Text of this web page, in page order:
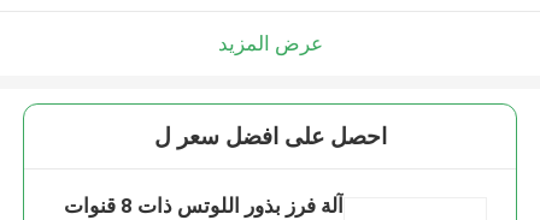
عرض المزيد
احصل على افضل سعر ل
آلة فرز بذور اللوتس ذات 8 قنوات